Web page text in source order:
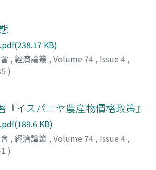
KB)
, 經濟論叢 , Volume 74 , Issue 4 ,
)
『イスパニヤ農産物價格政策』
KB)
, 經濟論叢 , Volume 74 , Issue 4 ,
)